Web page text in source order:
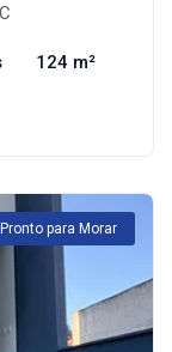
124 m²
Pronto para Morar